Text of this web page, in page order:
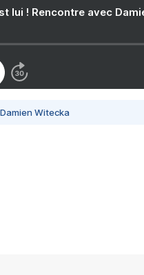
lui ! Rencontre avec
Witecka